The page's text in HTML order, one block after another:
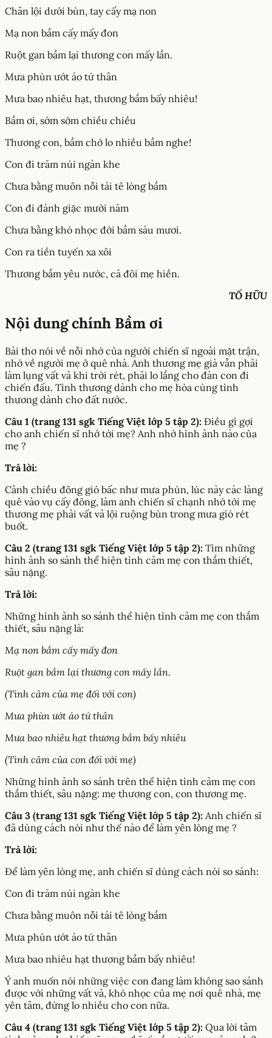
Chân lội dưới bùn, tay cấy mạ non
Mạ non bầm cấy mấy đon
Ruột gan bầm lại thương con mấy lần.
Mưa phùn ướt áo tứ thân
Mưa bao nhiêu hạt, thương bầm bấy nhiêu!
Bầm ơi, sớm sớm chiều chiều
Thương con, bầm chớ lo nhiều bầm nghe!
Con đi trăm núi ngàn khe
Chưa bằng muôn nỗi tái tê lòng bầm
Con đi đánh giặc mười năm
Chưa bằng khó nhọc đời bầm sáu mươi.
Con ra tiền tuyến xa xôi
Thương bầm yêu nước, cả đôi mẹ hiền.
TỐ HỮU
Nội dung chính Bầm ơi
Bài thơ nói về nỗi nhớ của người chiến sĩ ngoài mặt trận,
nhớ về người mẹ ở quê nhà. Anh thương mẹ già vẫn phải
làm lụng vất vả khi trời rét, phải lo lắng cho đàn con đi
chiến đấu. Tình thương dành cho mẹ hòa cùng tình
thương dành cho đất nước.
Câu 1 (trang 131 sgk Tiếng Việt lớp 5 tập 2): Điều gì gợi
cho anh chiến sĩ nhớ tới mẹ? Anh nhớ hình ảnh nào của
mẹ ?
Trả lời:
Cảnh chiều đông gió bấc như mưa phùn, lúc này các làng
quê vào vụ cấy đông, làm anh chiến sĩ chạnh nhớ tới mẹ
thương mẹ phải vất vả lội ruộng bùn trong mưa gió rét
buốt.
Câu 2 (trang 131 sgk Tiếng Việt lớp 5 tập 2): Tìm những
hình ảnh so sánh thể hiện tình cảm mẹ con thắm thiết,
sâu nặng.
Trả lời:
Những hình ảnh so sánh thể hiện tình cảm mẹ con thắm
thiết, sâu nặng là:
Mạ non bầm cấy mấy đon
Ruột gan bầm lại thương con mấy lần.
(Tình cảm của mẹ đối với con)
Mưa phùn ướt áo tứ thân
Mưa bao nhiêu hạt thương bầm bấy nhiêu
(Tình cảm của con đối với mẹ)
Những hình ảnh so sánh trên thể hiện tình cảm mẹ con
thắm thiết, sâu nặng: mẹ thương con, con thương mẹ.
Câu 3 (trang 131 sgk Tiếng Việt lớp 5 tập 2): Anh chiến sĩ
đã dùng cách nói như thế nào để làm yên lòng mẹ ?
Trả lời:
Để làm yên lòng mẹ, anh chiến sĩ dùng cách nói so sánh:
Con đi trăm núi ngàn khe
Chưa bằng muôn nỗi tái tê lòng bầm
Mưa phùn ướt áo tứ thân
Mưa bao nhiêu hạt thương bầm bấy nhiêu!
Ý anh muốn nói những việc con đang làm không sao sánh
được với những vất vả, khó nhọc của mẹ nơi quê nhà, mẹ
yên tâm, đừng lo nhiều cho con nữa.
Câu 4 (trang 131 sgk Tiếng Việt lớp 5 tập 2): Qua lời tâm